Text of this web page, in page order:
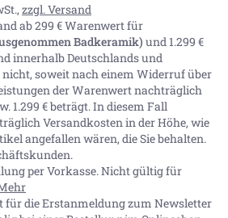
zzgl. Versand
ab 299 € Warenwert für
Badkeramik) und 1.299 €
innerhalb Deutschlands und
nicht, soweit nach einem Widerruf über
der Warenwert nachträglich
1.299 € beträgt. In diesem Fall
Versandkosten in der Höhe, wie
angefallen wären, die Sie behalten.
per Vorkasse. Nicht gültig für
für die Erstanmeldung zum Newsletter